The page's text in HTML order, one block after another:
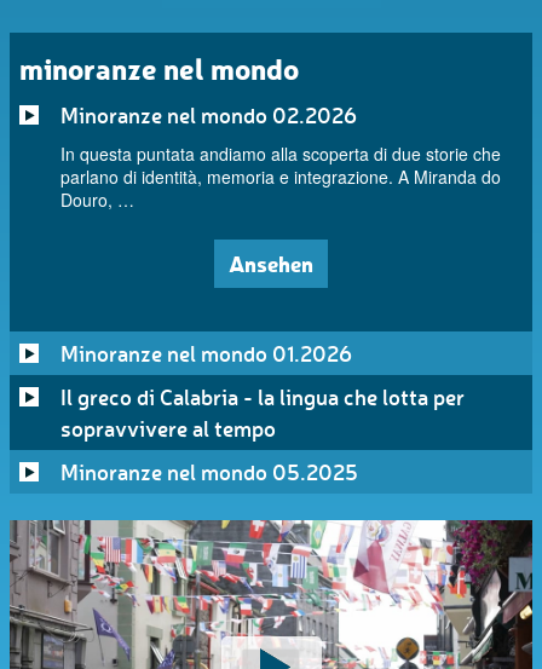
minoranze nel mondo
Minoranze nel mondo 02.2026
In questa puntata andiamo alla scoperta di due storie che
parlano di identità, memoria e integrazione. A Miranda do
Douro, …
Ansehen
Minoranze nel mondo 01.2026
Il greco di Calabria - la lingua che lotta per
sopravvivere al tempo
Minoranze nel mondo 05.2025